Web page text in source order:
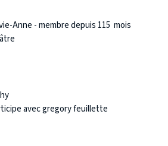
Anne - membre depuis 115 mois
avec gregory feuillette